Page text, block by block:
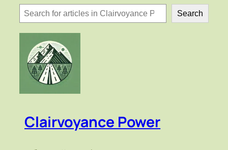
検
索
Search
Clairvoyance Power